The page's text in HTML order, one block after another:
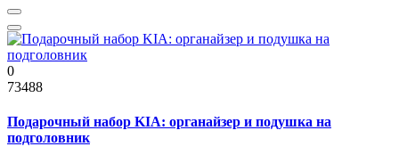
0
73488
Подарочный набор KIA: органайзер и подушка на
подголовник